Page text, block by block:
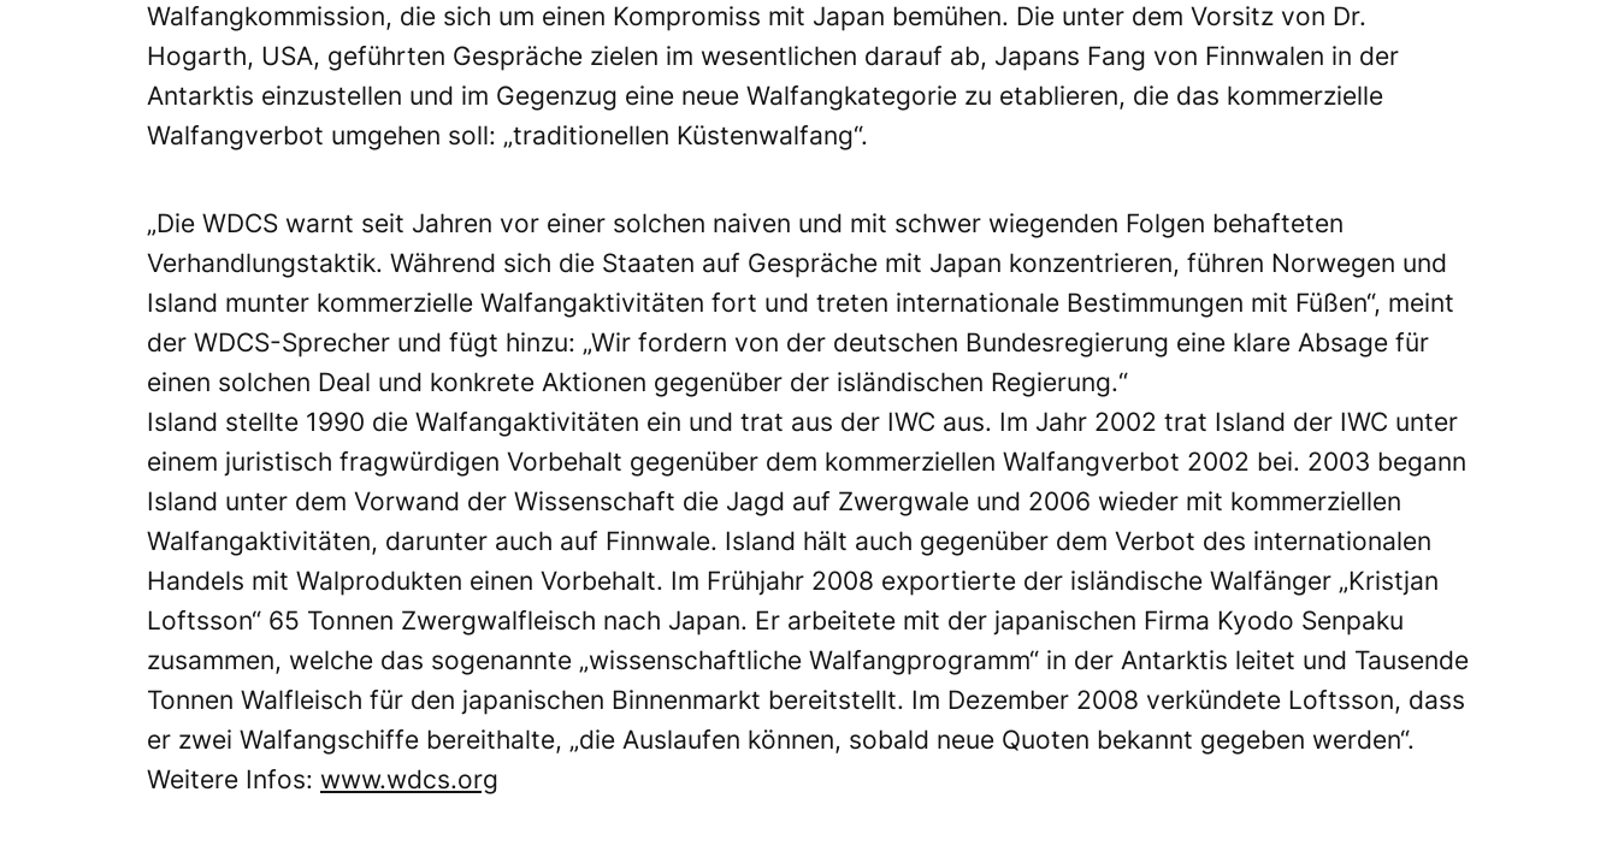
Walfangkommission, die sich um einen Kompromiss mit Japan bemühen. Die unter dem Vorsitz von Dr.
Hogarth, USA, geführten Gespräche zielen im wesentlichen darauf ab, Japans Fang von Finnwalen in der
Antarktis einzustellen und im Gegenzug eine neue Walfangkategorie zu etablieren, die das kommerzielle
Walfangverbot umgehen soll: „traditionellen Küstenwalfang“.
„Die WDCS warnt seit Jahren vor einer solchen naiven und mit schwer wiegenden Folgen behafteten
Verhandlungstaktik. Während sich die Staaten auf Gespräche mit Japan konzentrieren, führen Norwegen und
Island munter kommerzielle Walfangaktivitäten fort und treten internationale Bestimmungen mit Füßen“, meint
der WDCS-Sprecher und fügt hinzu: „Wir fordern von der deutschen Bundesregierung eine klare Absage für
einen solchen Deal und konkrete Aktionen gegenüber der isländischen Regierung.“
Island stellte 1990 die Walfangaktivitäten ein und trat aus der IWC aus. Im Jahr 2002 trat Island der IWC unter
einem juristisch fragwürdigen Vorbehalt gegenüber dem kommerziellen Walfangverbot 2002 bei. 2003 begann
Island unter dem Vorwand der Wissenschaft die Jagd auf Zwergwale und 2006 wieder mit kommerziellen
Walfangaktivitäten, darunter auch auf Finnwale. Island hält auch gegenüber dem Verbot des internationalen
Handels mit Walprodukten einen Vorbehalt. Im Frühjahr 2008 exportierte der isländische Walfänger „Kristjan
Loftsson“ 65 Tonnen Zwergwalfleisch nach Japan. Er arbeitete mit der japanischen Firma Kyodo Senpaku
zusammen, welche das sogenannte „wissenschaftliche Walfangprogramm“ in der Antarktis leitet und Tausende
Tonnen Walfleisch für den japanischen Binnenmarkt bereitstellt. Im Dezember 2008 verkündete Loftsson, dass
er zwei Walfangschiffe bereithalte, „die Auslaufen können, sobald neue Quoten bekannt gegeben werden“.
Weitere Infos: www.wdcs.org